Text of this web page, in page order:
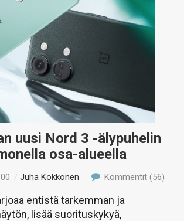
uusi Nord 3 -älypuhelin
osa-alueella
/Juha Kokkonen Kommentit (56)
entistä tarkemman ja
lisää suorituskykyä,